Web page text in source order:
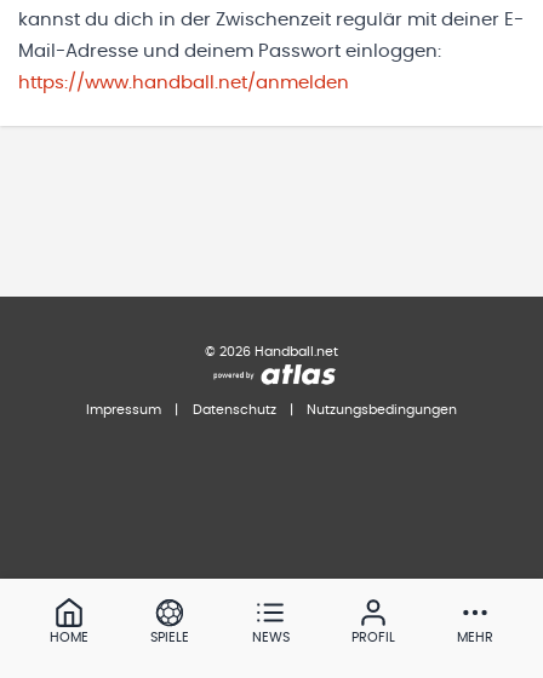
kannst du dich in der Zwischenzeit regulär mit deiner E-
Mail-Adresse und deinem Passwort einloggen:
https://www.handball.net/anmelden
© 2026 Handball.net
Impressum Datenschutz Nutzungsbedingungen
HOME SPIELE NEWS PROFIL MEHR